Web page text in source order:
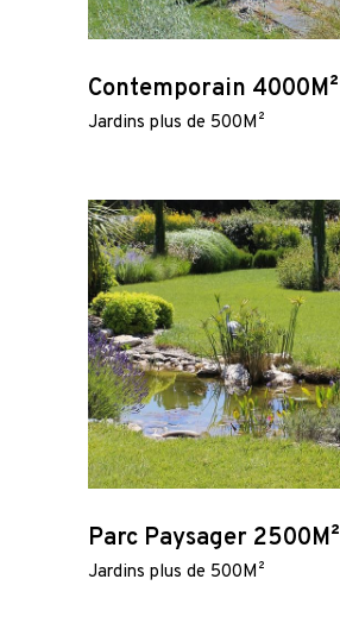
Contemporain 4000M²
Jardins plus de 500M²
Parc Paysager 2500M²
Jardins plus de 500M²